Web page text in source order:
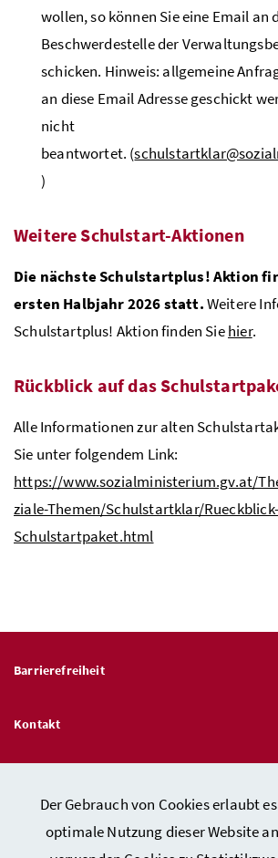
Der Gebrauch von Cookies erlaubt
optimale Nutzung dieser Website
wollen, so können Sie eine Email an
Beschwerdestelle der
schicken. Hinweis: allgemeine
an diese Email Adresse geschickt
nicht
beantwortet. (
)
Weitere Schulstart-Aktionen
Die nächste Schulstartplus! Aktion
ersten Halbjahr 2026 statt.Weitere
Schulstartplus! Aktion finden Siehier.
Rückblick auf das
Alle Informationen zur alten
Sie unter folgendem Link:
https://www.sozialministerium.gv.at/
ziale-Themen/Schulstartklar/Rueckblick-
Schulstartpaket.html
Barrierefreiheit
Kontakt
Hinweisgeber:innen – Stelle für